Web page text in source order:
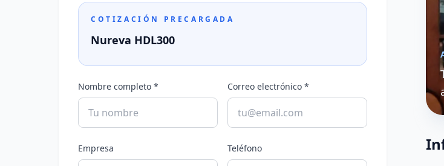
COTIZACIÓN PRECARGADA
Nureva HDL300
Nombre completo * Correo electrónico *
Empresa Teléfono